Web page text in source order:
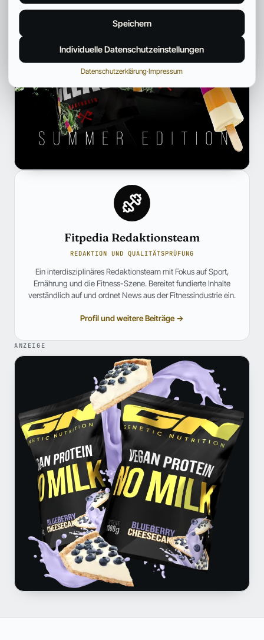
Fitpedia Redaktionsteam
REDAKTION UND QUALITÄTSPRÜFUNG
Ein interdisziplinäres Redaktionsteam mit Fokus auf Sport,
Ernährung und die Fitness-Szene. Bereitet fundierte Inhalte
verständlich auf und ordnet News aus der Fitnessindustrie ein.
Profil und weitere Beiträge →
ANZEIGE
Speichern
Individuelle Datenschutzeinstellungen
Datenschutzerklärung·Impressum